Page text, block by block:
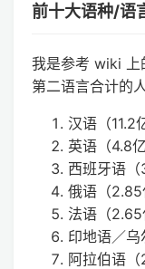
前十大语种/语
我是参考 wiki 上
第二语言合计的人
汉语（11.2
英语（4.8亿
西班牙语（
俄语（2.85
法语（2.65
印地语／乌
阿拉伯语（